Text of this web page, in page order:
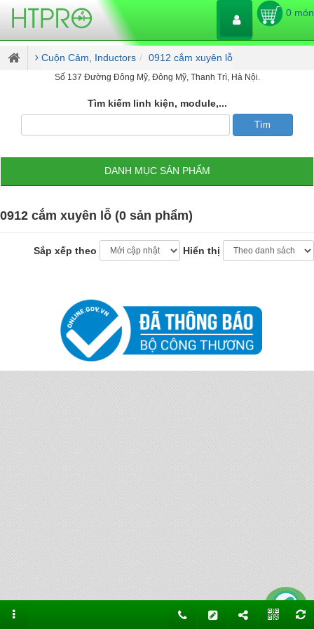
0 món
Cuộn Cảm, Inductors 0912 cắm xuyên lỗ
Số 137 Đường Đông Mỹ, Đông Mỹ, Thanh Trì, Hà Nội.
Tìm kiếm linh kiện, module,...
DANH MỤC SẢN PHẨM
0912 cắm xuyên lỗ (0 sản phẩm)
Sắp xếp theo Hiển thị